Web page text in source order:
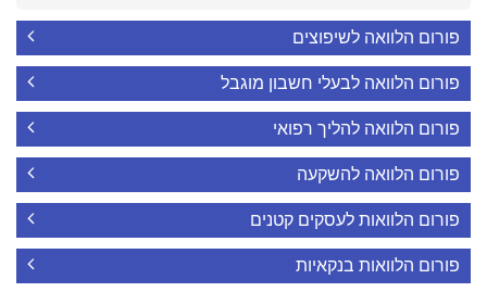
פורום הלוואה לשיפוצים
פורום הלוואה לבעלי חשבון מוגבל
פורום הלוואה להליך רפואי
פורום הלוואה להשקעה
פורום הלוואות לעסקים קטנים
פורום הלוואות בנקאיות